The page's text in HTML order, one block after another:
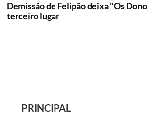
Demissão de Felipão deixa "Os
terceiro lugar
PRINCIPAL